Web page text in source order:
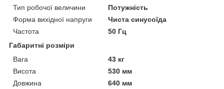
Тип робочої величини
Потужність
Форма вихідної напруги
Чиста синусоїда
Частота
50 Гц
Габаритні розміри
Вага
43 кг
Висота
530 мм
Довжина
640 мм